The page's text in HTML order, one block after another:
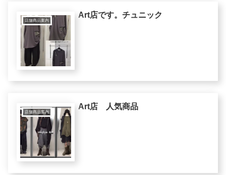
店舗商品案内
Art店です。チュニック
店舗商品案内
Art店 人気商品